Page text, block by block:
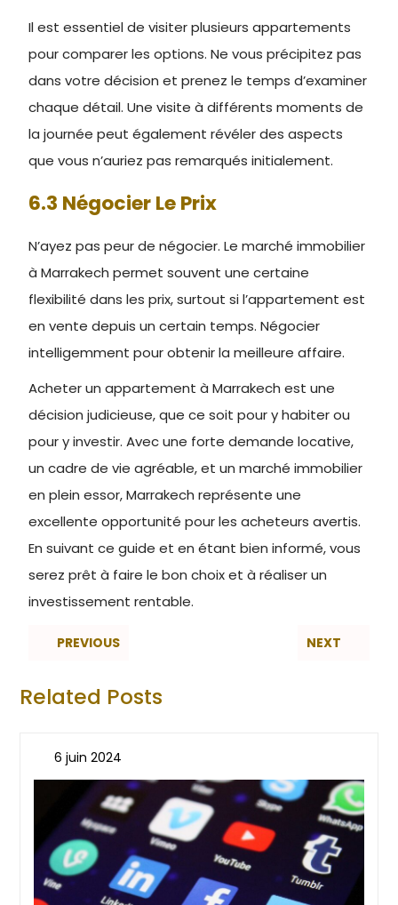
Il est essentiel de visiter plusieurs appartements
pour comparer les options. Ne vous précipitez pas
dans votre décision et prenez le temps d’examiner
chaque détail. Une visite à différents moments de
la journée peut également révéler des aspects
que vous n’auriez pas remarqués initialement.
6.3 Négocier Le Prix
N’ayez pas peur de négocier. Le marché immobilier
à Marrakech permet souvent une certaine
flexibilité dans les prix, surtout si l’appartement est
en vente depuis un certain temps. Négocier
intelligemment pour obtenir la meilleure affaire.
Acheter un appartement à Marrakech est une
décision judicieuse, que ce soit pour y habiter ou
pour y investir. Avec une forte demande locative,
un cadre de vie agréable, et un marché immobilier
en plein essor, Marrakech représente une
excellente opportunité pour les acheteurs avertis.
En suivant ce guide et en étant bien informé, vous
serez prêt à faire le bon choix et à réaliser un
investissement rentable.
PREVIOUS NEXT
Related Posts
6 juin 2024